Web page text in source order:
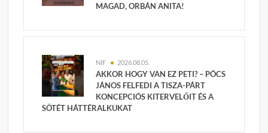
MAGAD, ORBÁN ANITA!
NIF 2026.08.05.
AKKOR HOGY VAN EZ PETI? – PÓCS
JÁNOS FELFEDI A TISZA-PÁRT
KONCEPCIÓS KITERVELŐIT ÉS A
SÖTÉT HÁTTÉRALKUKAT